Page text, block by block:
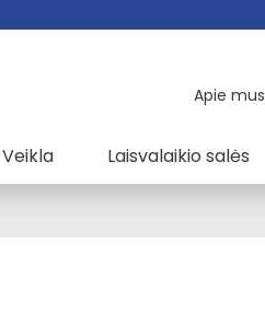
Apie mus
Veikla Laisvalaikio salės